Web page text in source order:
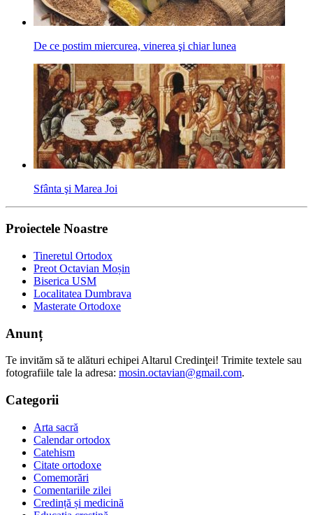
De ce postim miercurea, vinerea şi chiar lunea
Sfânta şi Marea Joi
Proiectele Noastre
Tineretul Ortodox
Preot Octavian Moșin
Biserica USM
Localitatea Dumbrava
Masterate Ortodoxe
Anunț
Te invităm să te alături echipei Altarul Credinţei! Trimite textele sau
fotografiile tale la adresa: mosin.octavian@gmail.com.
Categorii
Arta sacră
Calendar ortodox
Catehism
Citate ortodoxe
Comemorări
Comentariile zilei
Credință și medicină